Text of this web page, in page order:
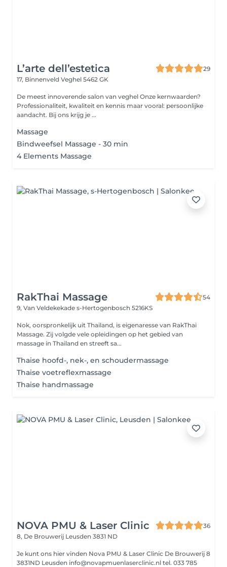
L’arte dell’estetica
29
17, Binnenveld Veghel 5462 GK
De meest innoverende salon van veghel Onze kernwaarden?
Professionaliteit, kwaliteit en kennis maar vooral: persoonlijke
aandacht. Bij ons krijg je ...
Massage
Bindweefsel Massage - 30 min
4 Elements Massage
RakThai Massage
54
9, Van Veldekekade s-Hertogenbosch 5216KS
Nok, oorspronkelijk uit Thailand, is eigenaresse van RakThai
Massage. Zij volgde vele opleidingen op het gebied van
massage in Thailand en streeft sa...
Thaise hoofd-, nek-, en schoudermassage
Thaise voetreflexmassage
Thaise handmassage
NOVA PMU & Laser Clinic
36
8, De Brouwerij Leusden 3831 ND
Je kunt ons hier vinden Nova PMU & Laser Clinic De Brouwerij 8
3831ND Leusden info@novapmuenlaserclinic.nl tel. 033 785